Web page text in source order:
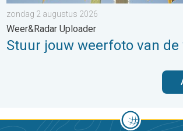
zondag 2 augustus 2026
Weer&Radar Uploader
Stuur jouw weerfoto van de